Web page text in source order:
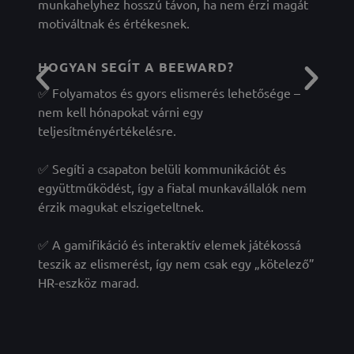
munkahelyhez hosszú távon, ha nem érzi magát
motiváltnak és értékesnek.
HOGYAN SEGÍT A BEEWARD?
✅ Folyamatos és gyors elismerés lehetősége –
nem kell hónapokat várni egy
teljesítményértékelésre.
✅ Segíti a csapaton belüli kommunikációt és
együttműködést, így a fiatal munkavállalók nem
érzik magukat elszigeteltnek.
✅ A gamifikáció és interaktív elemek játékossá
teszik az elismerést, így nem csak egy „kötelező”
HR-eszköz marad.